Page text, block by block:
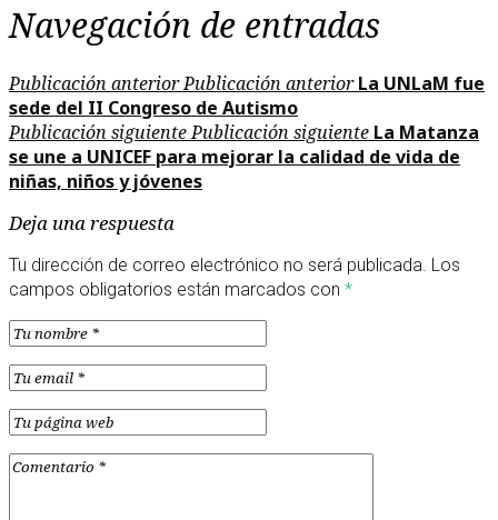
Navegación de entradas
Publicación anteriorPublicación anterior La UNLaM fue
sede del II Congreso de Autismo
Publicación siguientePublicación siguiente La Matanza
se une a UNICEF para mejorar la calidad de vida de
niñas, niños y jóvenes
Deja una respuesta
Tu dirección de correo electrónico no será publicada. Los
campos obligatorios están marcados con *